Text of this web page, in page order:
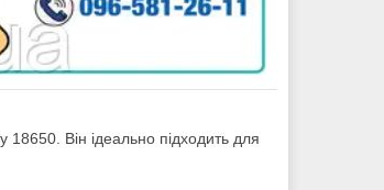
18650. Він ідеально підходить для